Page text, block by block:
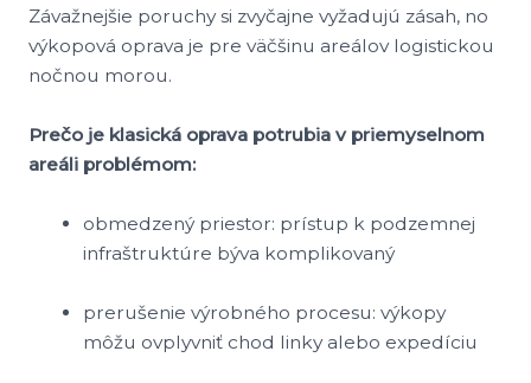
Závažnejšie poruchy si zvyčajne vyžadujú zásah, no
výkopová oprava je pre väčšinu areálov logistickou
nočnou morou.
Prečo je klasická oprava potrubia v priemyselnom
areáli problémom:
obmedzený priestor: prístup k podzemnej
infraštruktúre býva komplikovaný
prerušenie výrobného procesu: výkopy
môžu ovplyvniť chod linky alebo expedíciu